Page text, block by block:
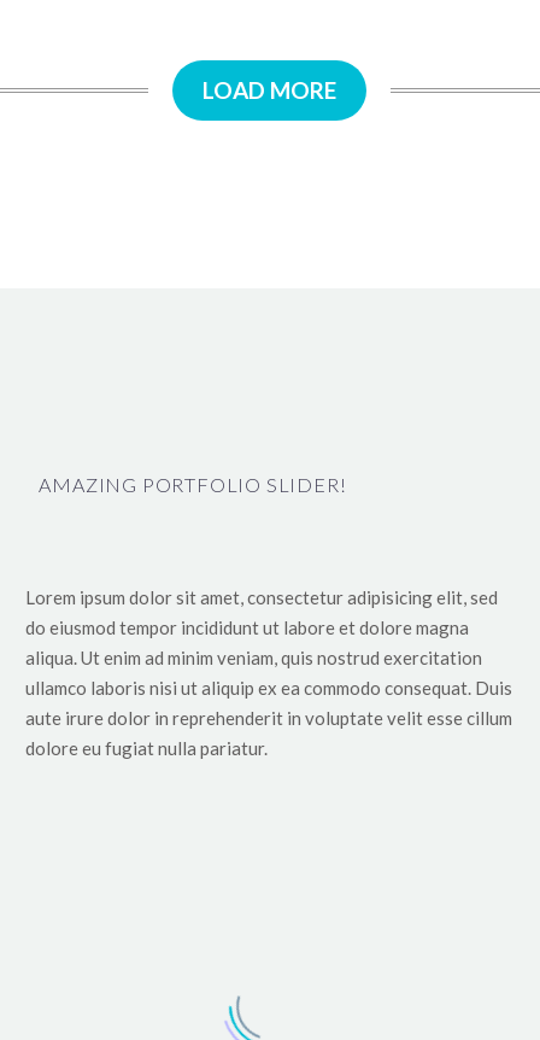
LOAD MORE
AMAZING PORTFOLIO SLIDER!
Lorem ipsum dolor sit amet, consectetur adipisicing elit, sed
do eiusmod tempor incididunt ut labore et dolore magna
aliqua. Ut enim ad minim veniam, quis nostrud exercitation
ullamco laboris nisi ut aliquip ex ea commodo consequat. Duis
aute irure dolor in reprehenderit in voluptate velit esse cillum
dolore eu fugiat nulla pariatur.